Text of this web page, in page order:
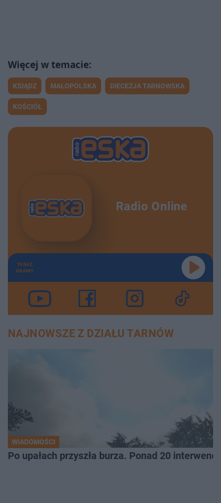
KSIĄDZ MAŁOPOLSKA DIECEZJA TARNOWSKA
KOŚCIÓŁ
Radio Online
TERAZ
GRAMY
NAJNOWSZE Z DZIAŁU TARNÓW
WIADOMOŚCI
Po upałach przyszła burza. Ponad 20